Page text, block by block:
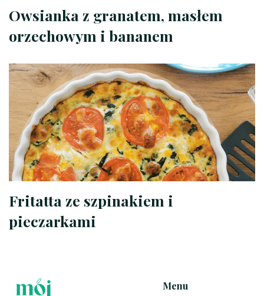
Owsianka z granatem, masłem
orzechowym i bananem
Fritatta ze szpinakiem i
pieczarkami
Menu